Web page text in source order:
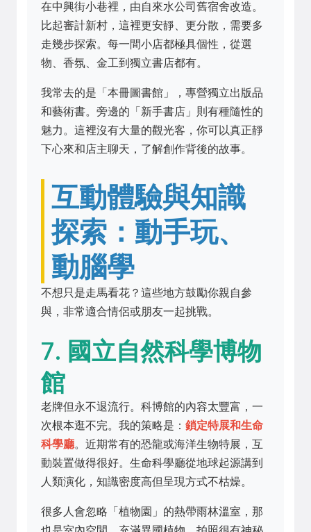
在中興街小巷裡，由自來水公司舊宿舍改造。
比起審計新村，這裡更安靜、更分散，需要多
走幾步探索。每一間小店都極具個性，從選
物、香氛、金工到獨立書店都有。
我常去的是「本冊圖書館」，專營獨立出版品
和藝術書。旁邊的「新手書店」則有種隨性的
魅力。這裡沒有大量的觀光客，你可以真正靜
下心來和店主聊天，了解創作背後的故事。
互動體驗與知識
探索：動手玩、
動腦學
不想只是走馬看花？這些地方鼓勵你親自參
與，非常適合情侶或朋友一起挑戰。
7. 國立自然科學博物
館
老牌但永不退流行。科博館的內容太豐富，一
次根本逛不完。我的策略是： 鎖定特展和生命
科學廳。近期常有的恐龍或海洋生物特展，互
動裝置做得很好。生命科學廳從地球起源講到
人類演化，知識密度高但呈現方式不枯燥。
很多人會忽略「植物園」的熱帶雨林溫室，那